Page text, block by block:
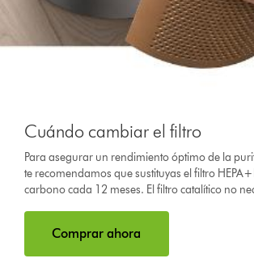
Cuándo cambiar el filtro
Para asegurar un rendimiento óptimo de la
te recomendamos que sustituyas el filtro
carbono cada 12 meses. El filtro catalítico no
Comprar ahora